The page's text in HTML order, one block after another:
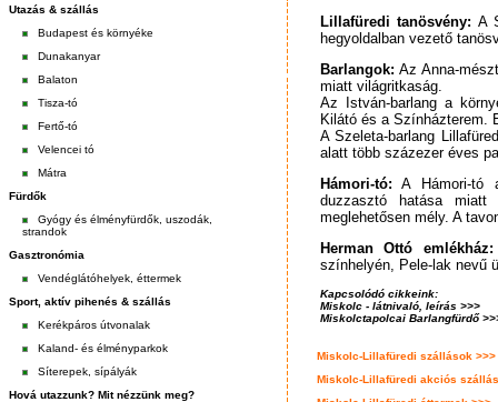
Utazás & szállás
Budapest és környéke
Dunakanyar
Balaton
Tisza-tó
Fertő-tó
Velencei tó
Mátra
Fürdők
Gyógy és élményfürdők, uszodák,
strandok
Gasztronómia
Vendéglátóhelyek, éttermek
Sport, aktív pihenés & szállás
Kerékpáros útvonalak
Kaland- és élményparkok
Síterepek, sípályák
Hová utazzunk? Mit nézzünk meg?
Lillafüredi tanösvény: A
hegyoldalban vezető
Barlangok: Az Anna-
miatt világritkaság.
Az István-barlang a
Kilátó és a Színházterem.
A Szeleta-barlang
alatt több százezer éves
Hámori-tó: A Hámori-tó
duzzasztó hatása
meglehetősen mély. A
Herman Ottó emlékház:
színhelyén, Pele-lak nevű
Kapcsolódó cikkeink:
Miskolc - látnivaló, leírás >>>
Miskolctapolcai Barlangfürdő
Miskolc-Lillafüredi szállások >>>
Miskolc-Lillafüredi akciós